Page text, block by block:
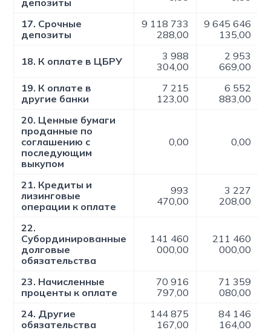
депозиты
17. Срочные
депозиты
9 118 733
288,00
9 645 646
135,00
18. К оплате в ЦБРУ
3 988
304,00
2 953
669,00
19. К оплате в
другие банки
7 215
123,00
6 552
883,00
20. Ценные бумаги
проданные по
соглашению с
последующим
выкупом
0,00 0,00
21. Кредиты и
лизинговые
операции к оплате
993
470,00
3 227
208,00
22.
Субординированные
долговые
обязательства
141 460
000,00
211 460
000,00
23. Начисленные
проценты к оплате
70 916
797,00
71 359
080,00
24. Другие
обязательства
144 875
167,00
84 146
164,00